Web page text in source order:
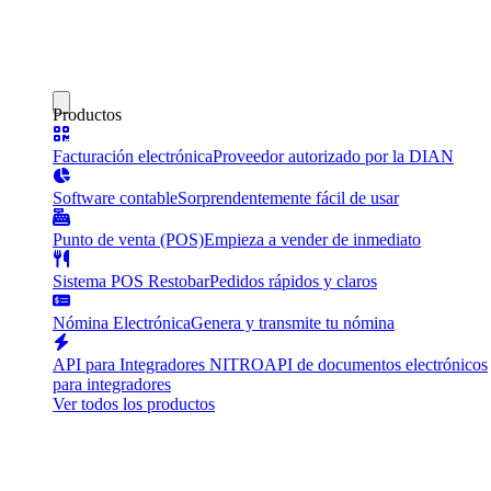
Productos
Facturación electrónicaProveedor autorizado por la DIAN
Software contableSorprendentemente fácil de usar
Punto de venta (POS)Empieza a vender de inmediato
Sistema POS RestobarPedidos rápidos y claros
Nómina ElectrónicaGenera y transmite tu nómina
API para Integradores NITROAPI de documentos electrónicos
para integradores
Ver todos los productos